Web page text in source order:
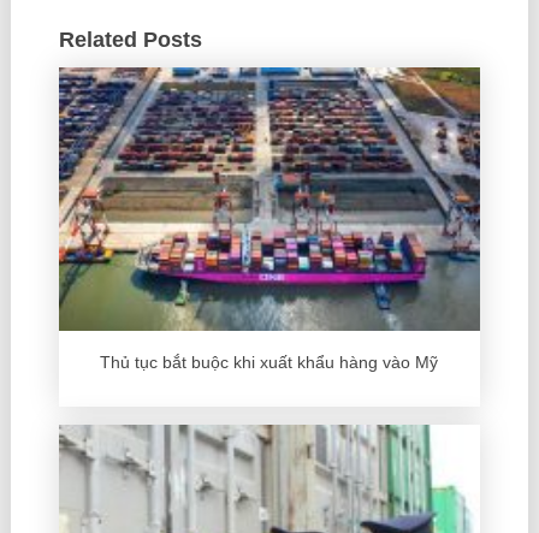
Related Posts
Thủ tục bắt buộc khi xuất khẩu hàng vào Mỹ